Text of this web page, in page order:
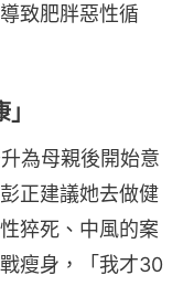
致肥胖惡性循
為母親後開始意
正建議她去做健
猝死、中風的案
瘦身，「我才30